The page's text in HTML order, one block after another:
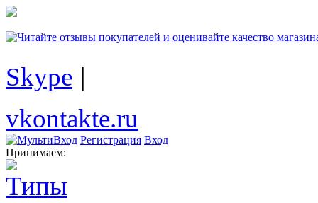
Skype |
vkontakte.ru
Регистрация Вход
Принимаем: